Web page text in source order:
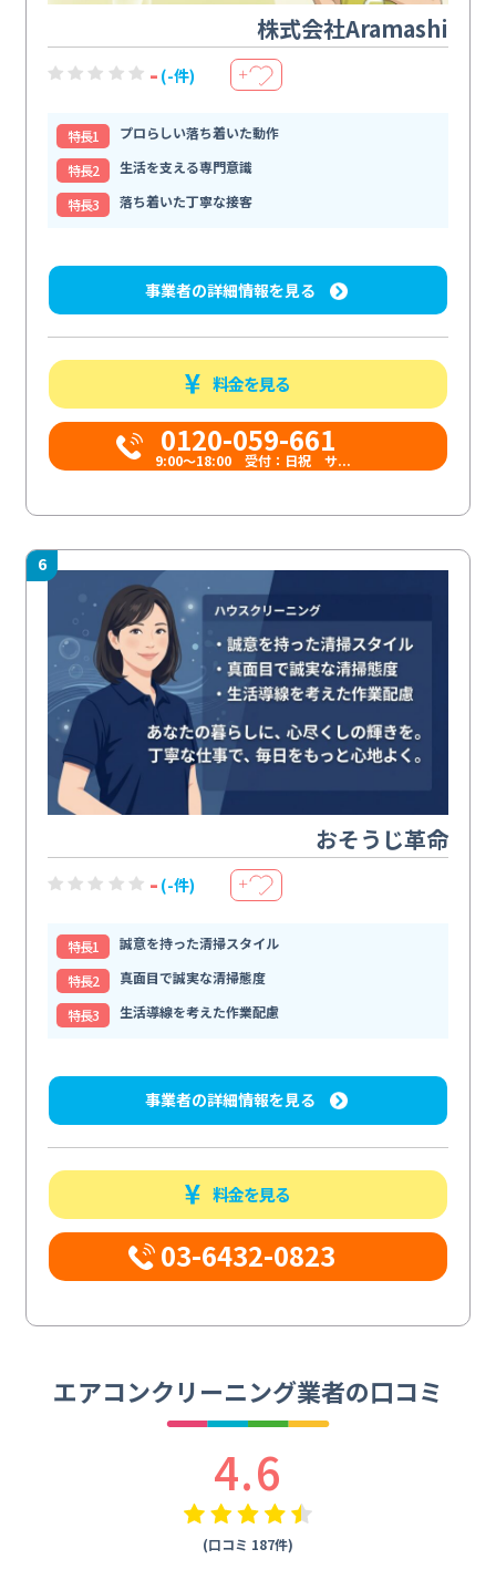
株式会社Aramashi
- (-件) ＋
特⻑1
プロらしい落ち着いた動作
特⻑2
生活を支える専門意識
特⻑3
落ち着いた丁寧な接客
事業者の詳細情報を見る
料金を見る
0120-059-661
9:00〜18:00 受付：日祝 サ...
6
おそうじ革命
- (-件) ＋
特⻑1
誠意を持った清掃スタイル
特⻑2
真面目で誠実な清掃態度
特⻑3
生活導線を考えた作業配慮
事業者の詳細情報を見る
料金を見る
03-6432-0823
エアコンクリーニング業者の口コミ
4.6
(口コミ 187件)